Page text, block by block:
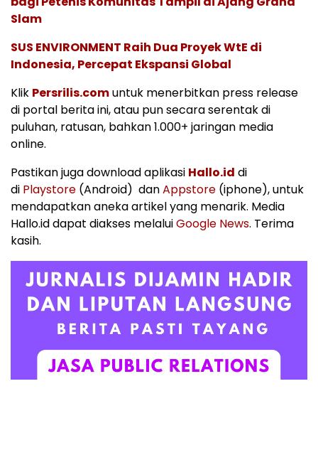
Slam
SUS ENVIRONMENT Raih Dua Proyek WtE di
Indonesia, Percepat Ekspansi Global
Klik Persrilis.comuntuk menerbitkan press release
di portal berita ini, atau pun secara serentak di
puluhan, ratusan, bahkan 1.000+ jaringan media
online.
Pastikan juga download aplikasi Hallo.id di
di Playstore (Android) danAppstore (iphone), untuk
mendapatkan aneka artikel yang menarik. Media
Hallo.id dapat diakses melaluiGoogle News. Terima
kasih.